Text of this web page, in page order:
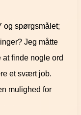
og spørgsmålet;
Jeg måtte
at finde nogle ord
et svært job.
mulighed for